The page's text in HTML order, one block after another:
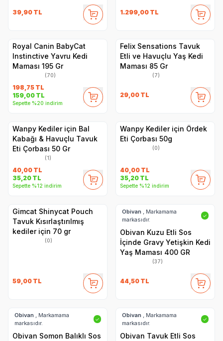
39,90 TL 1.299,00 TL
Royal Canin BabyCat
Instinctive Yavru Kedi
Maması 195 Gr
(70)
198,75 TL
159,00 TL
Sepette %20 indirim
Felix Sensations Tavuk
Etli ve Havuçlu Yaş Kedi
Maması 85 Gr
(7)
29,00 TL
Wanpy Kediler için Bal
Kabağı & Havuçlu Tavuk
Eti Çorbası 50 Gr
(1)
40,00 TL
35,20 TL
Sepette %12 indirim
Wanpy Kediler için Ördek
Eti Çorbası 50g
(0)
40,00 TL
35,20 TL
Sepette %12 indirim
Gimcat Shinycat Pouch
Tavuk Kısırlaştırılmış
kediler için 70 gr
(0)
59,00 TL
Obivan , Markamama
markasıdır.
✓
Obivan Kuzu Etli Sos
İçinde Gravy Yetişkin Kedi
Yaş Maması 400 GR
(37)
44,50 TL
Obivan , Markamama
markasıdır.
✓
Obivan Somon Balıklı Sos
Obivan , Markamama
markasıdır.
✓
Obivan Tavuk Etli Sos